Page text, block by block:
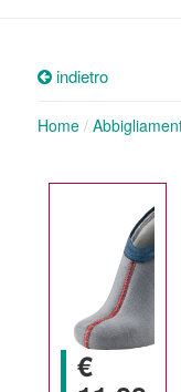
indietro
Home/
€